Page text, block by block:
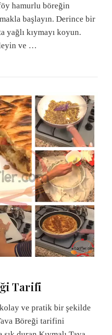
hamurlu böreğin
başlayın. Derince bir
yağlı kıymayı koyun.
ve …
Tarifi
ve pratik bir şekilde
Böreği tarifini